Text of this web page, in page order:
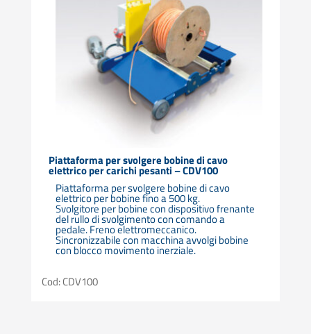
Piattaforma per svolgere bobine di cavo
elettrico per carichi pesanti – CDV100
Piattaforma per svolgere bobine di cavo
elettrico per bobine fino a 500 kg.
Svolgitore per bobine con dispositivo frenante
del rullo di svolgimento con comando a
pedale. Freno elettromeccanico.
Sincronizzabile con macchina avvolgi bobine
con blocco movimento inerziale.
Cod: CDV100